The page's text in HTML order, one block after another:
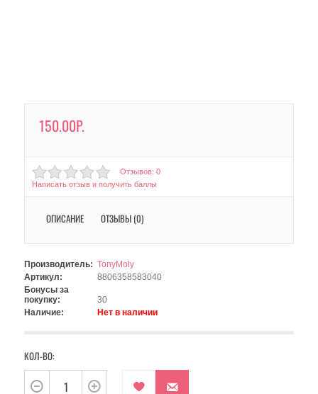
150.00Р.
Отзывов: 0
Написать отзыв и получить баллы
ОПИСАНИЕ ОТЗЫВЫ (0)
Производитель: TonyMoly
Артикул:
8806358583040
Бонусы за
покупку:
30
Наличие:
Нет в наличии
КОЛ-ВО: